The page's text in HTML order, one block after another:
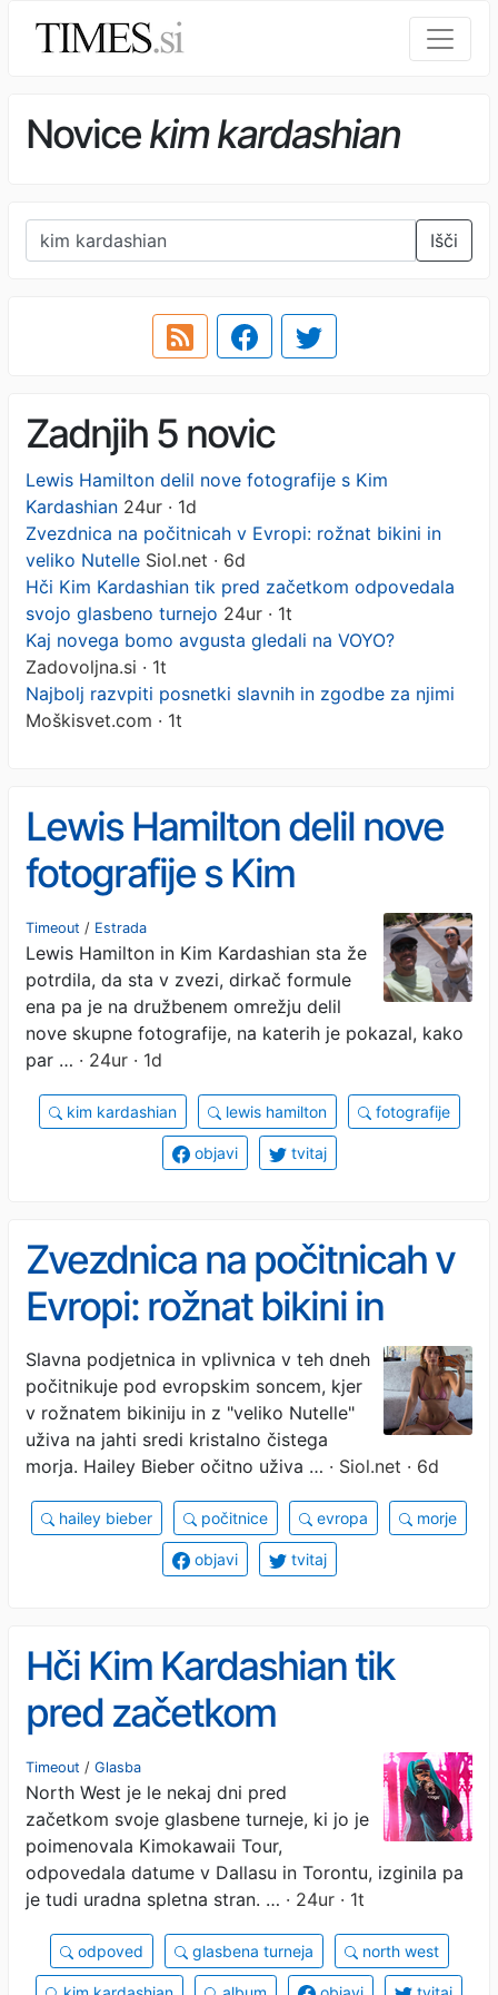
Novicekim kardashian
Išči
Zadnjih 5 novic
Lewis Hamilton delil nove fotografije s Kim
Kardashian 24ur · 1d
Zvezdnica na počitnicah v Evropi: rožnat bikini in
veliko Nutelle Siol.net · 6d
Hči Kim Kardashian tik pred začetkom odpovedala
svojo glasbeno turnejo 24ur · 1t
Kaj novega bomo avgusta gledali na VOYO?
Zadovoljna.si · 1t
Najbolj razvpiti posnetki slavnih in zgodbe za njimi
Moškisvet.com · 1t
Lewis Hamilton delil nove
fotografije s Kim
Kardashian
Timeout / Estrada
Lewis Hamilton in Kim Kardashian sta že
potrdila, da sta v zvezi, dirkač formule
ena pa je na družbenem omrežju delil
nove skupne fotografije, na katerih je pokazal, kako
par … · 24ur · 1d
kim kardashian lewis hamilton fotografije
objavi tvitaj
Zvezdnica na počitnicah v
Evropi: rožnat bikini in
veliko Nutelle
Slavna podjetnica in vplivnica v teh dneh
počitnikuje pod evropskim soncem, kjer
v rožnatem bikiniju in z "veliko Nutelle"
uživa na jahti sredi kristalno čistega
morja. Hailey Bieber očitno uživa … · Siol.net · 6d
hailey bieber počitnice evropa morje
objavi tvitaj
Hči Kim Kardashian tik
pred začetkom
odpovedala svojo
glasbeno turnejo
Timeout / Glasba
North West je le nekaj dni pred
začetkom svoje glasbene turneje, ki jo je
poimenovala Kimokawaii Tour,
odpovedala datume v Dallasu in Torontu, izginila pa
je tudi uradna spletna stran. … · 24ur · 1t
odpoved glasbena turneja north west